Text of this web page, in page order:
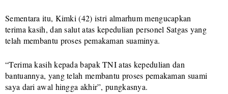
Sementara itu, Kimki (42) istri almarhum mengucapkan
terima kasih, dan salut atas kepedulian personel Satgas yang
telah membantu proses pemakaman suaminya.
“Terima kasih kepada bapak TNI atas kepedulian dan
bantuannya, yang telah membantu proses pemakaman suami
saya dari awal hingga akhir”, pungkasnya.